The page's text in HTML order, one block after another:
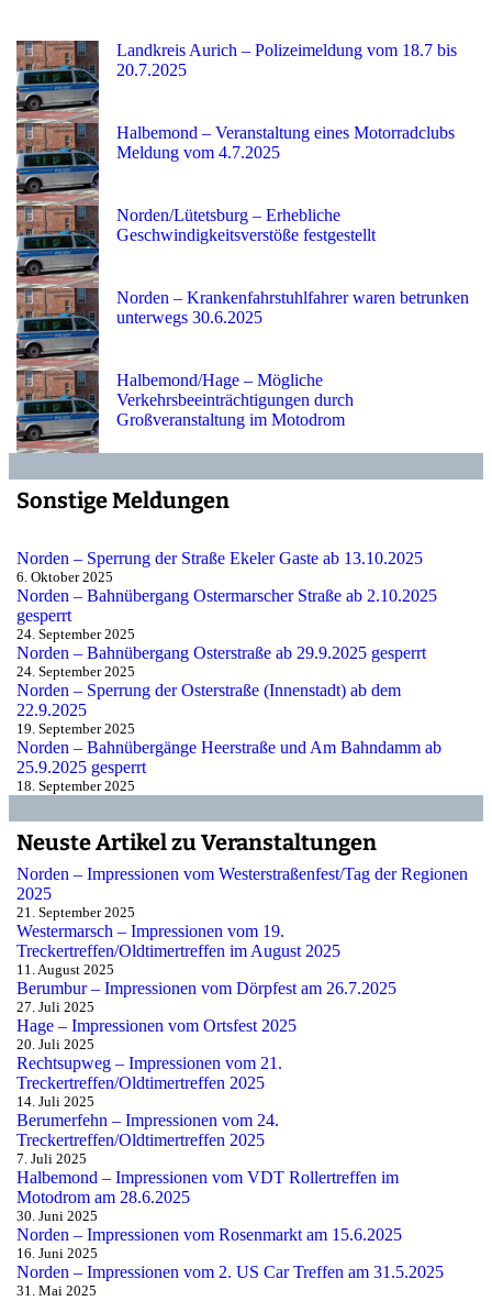
Landkreis Aurich – Polizeimeldung vom 18.7 bis
20.7.2025
Halbemond – Veranstaltung eines Motorradclubs
Meldung vom 4.7.2025
Norden/Lütetsburg – Erhebliche
Geschwindigkeitsverstöße festgestellt
Norden – Krankenfahrstuhlfahrer waren betrunken
unterwegs 30.6.2025
Halbemond/Hage – Mögliche
Verkehrsbeeinträchtigungen durch
Großveranstaltung im Motodrom
Sonstige Meldungen
Norden – Sperrung der Straße Ekeler Gaste ab 13.10.2025
6. Oktober 2025
Norden – Bahnübergang Ostermarscher Straße ab 2.10.2025
gesperrt
24. September 2025
Norden – Bahnübergang Osterstraße ab 29.9.2025 gesperrt
24. September 2025
Norden – Sperrung der Osterstraße (Innenstadt) ab dem
22.9.2025
19. September 2025
Norden – Bahnübergänge Heerstraße und Am Bahndamm ab
25.9.2025 gesperrt
18. September 2025
Neuste Artikel zu Veranstaltungen
Norden – Impressionen vom Westerstraßenfest/Tag der Regionen
2025
21. September 2025
Westermarsch – Impressionen vom 19.
Treckertreffen/Oldtimertreffen im August 2025
11. August 2025
Berumbur – Impressionen vom Dörpfest am 26.7.2025
27. Juli 2025
Hage – Impressionen vom Ortsfest 2025
20. Juli 2025
Rechtsupweg – Impressionen vom 21.
Treckertreffen/Oldtimertreffen 2025
14. Juli 2025
Berumerfehn – Impressionen vom 24.
Treckertreffen/Oldtimertreffen 2025
7. Juli 2025
Halbemond – Impressionen vom VDT Rollertreffen im
Motodrom am 28.6.2025
30. Juni 2025
Norden – Impressionen vom Rosenmarkt am 15.6.2025
16. Juni 2025
Norden – Impressionen vom 2. US Car Treffen am 31.5.2025
31. Mai 2025